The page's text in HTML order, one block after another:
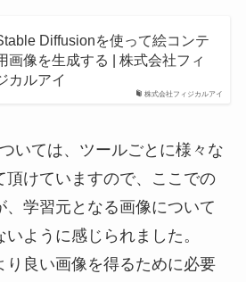
株式会社フィジカルアイ
Diffusionを使って絵コンテ
画像を生成する | 株式会社フィ
カルアイ
いては、ツールごとに様々な
頂けていますので、ここでの
、学習元となる画像について
ように感じられました。
り良い画像を得るために必要